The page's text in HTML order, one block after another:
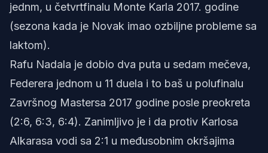
jednm, u četvrtfinalu Monte Karla 2017. godine
(sezona kada je Novak imao ozbiljne probleme sa
laktom).
Rafu Nadala je dobio dva puta u sedam mečeva,
Federera jednom u 11 duela i to baš u polufinalu
Završnog Mastersa 2017 godine posle preokreta
(2:6, 6:3, 6:4). Zanimljivo je i da protiv Karlosa
Alkarasa vodi sa 2:1 u međusobnim okršajima